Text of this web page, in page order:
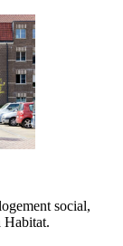
social,
Habitat.